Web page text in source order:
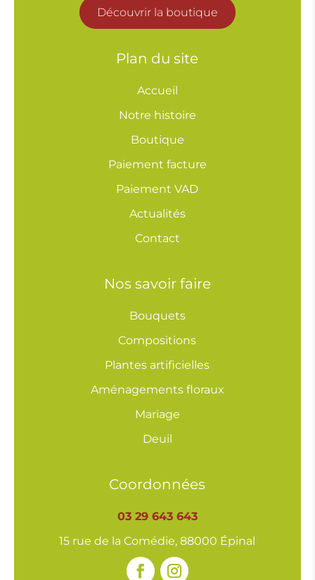
Découvrir la boutique
Plan du site
Accueil
Notre histoire
Boutique
Paiement facture
Paiement VAD
Actualités
Contact
Nos savoir faire
Bouquets
Compositions
Plantes artificielles
Aménagements floraux
Mariage
Deuil
Coordonnées
03 29 643 643
15 rue de la Comédie, 88000 Épinal